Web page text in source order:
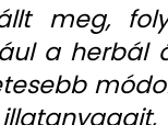
meg,
a herbál